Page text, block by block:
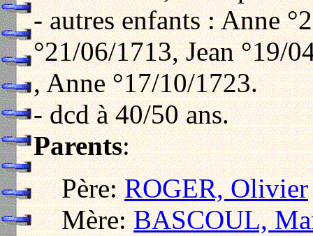
- autres enfants : Anne
°21/06/1713, Jean °19/
, Anne °17/10/1723.
- dcd à 40/50 ans.
Parents:
Père:ROGER, Olivier
Mère:BASCOUL,